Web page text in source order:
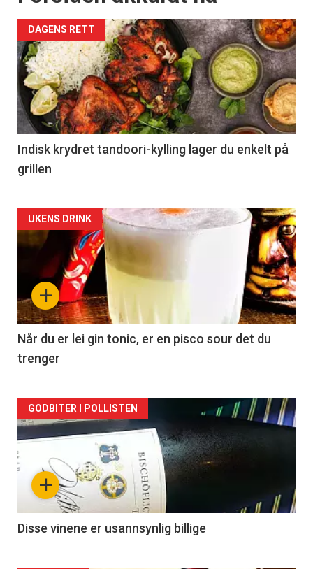
DAGENS RETT
Indisk krydret tandoori-kylling lager du enkelt på
grillen
Forsiden
akkurat
nå
-
2
+
UKENS DRINK
Når du er lei gin tonic, er en pisco sour det du
trenger
Forsiden
akkurat
nå
3
+
GODBITER I POLLISTEN
Disse vinene er usannsynlig billige